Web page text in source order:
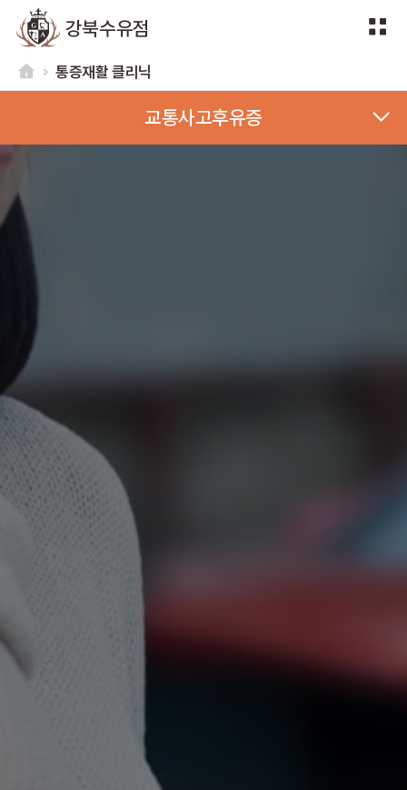
강북수유점
통증재활 클리닉
교통사고후유증